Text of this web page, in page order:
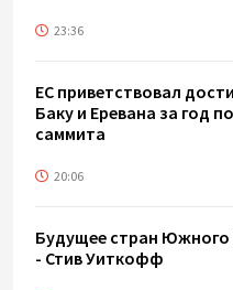
23:36
ЕС приветствовал
Баку и Еревана за год
саммита
20:06
Будущее стран Южного
- Стив Уиткофф